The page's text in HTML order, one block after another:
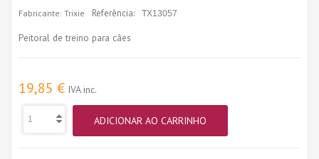
Fabricante: Trixie Referência: TX13057
Peitoral de treino para cães
19,85 € IVA inc.
ADICIONAR AO CARRINHO